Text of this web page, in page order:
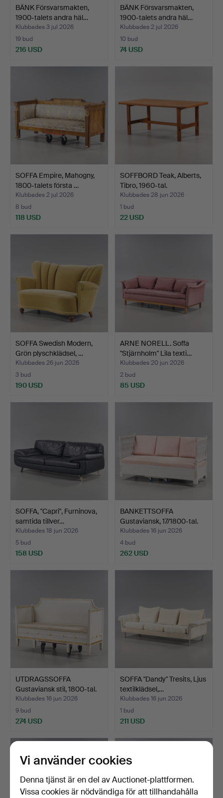
BÄNK Försvarsmakten,
1900-talets andra häl…
Klubbades 3 jul 2026
19 bud
216 USD
BÄNK Försvarsmakten,
1900-talets andra häl…
Klubbades 2 jul 2026
10 bud
74 USD
SOFFA Empire, Mahogny,
1800-talets första …
Klubbades 2 jul 2026
8 bud
118 USD
SOFFBORD Teak, Alberts,
Tibro, 1960-tal.
Klubbades 28 jun 2026
1 bud
22 USD
SOFFA Swedish Modern,
Grön plyschklädsel, …
Klubbades 26 jun 2026
3 bud
190 USD
ARNE NORELL. Soffa
"Stjärnholm" Lila texti…
Klubbades 20 jun 2026
2 bud
85 USD
SOFFA, "Capri", Furninova,
samtida tillver…
Klubbades 18 jun 2026
5 bud
158 USD
BANKETTSOFFA
Gustaviansk, 17/1800-tal.
Klubbades 16 jun 2026
4 bud
262 USD
UTDRAGSSOFFA
Gustaviansk stil, 1800-tal.
Klubbades 16 jun 2026
9 bud
274 USD
SOFFA "Dandy" Tresits, Ljus
textilklädsel,…
Klubbades 16 jun 2026
1 bud
211 USD
Vi använder cookies
Denna tjänst är en del av Auctionet-plattformen.
Vissa cookies är nödvändiga för att tillhandahålla